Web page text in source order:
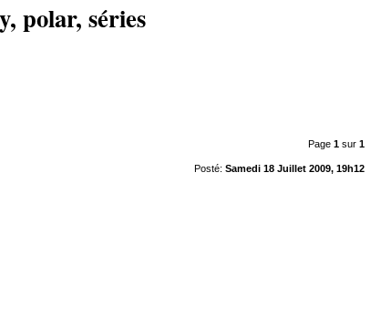
polar, séries
Page 1sur 1
Posté: Samedi 18 Juillet 2009, 19h12